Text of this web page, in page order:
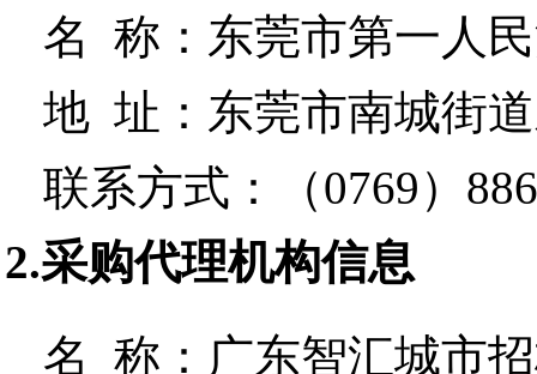
名 称： 东莞市第一人
地 址： 东莞市南城街
联系方式：
（0769）
2.采购代理机构信息
名 称： 广东智汇城市